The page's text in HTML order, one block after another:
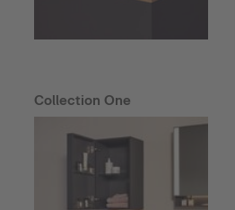
Collection One